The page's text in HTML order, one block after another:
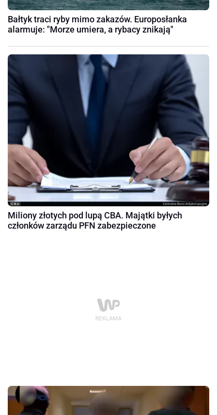
Bałtyk traci ryby mimo zakazów. Europosłanka
alarmuje: "Morze umiera, a rybacy znikają"
Miliony złotych pod lupą CBA. Majątki byłych
członków zarządu PFN zabezpieczone